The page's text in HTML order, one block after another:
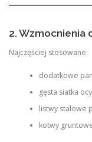
2. Wzmocnienia
Najczęściej stosowane:
dodatkowe
gęsta siatka
listwy stalowe
kotwy